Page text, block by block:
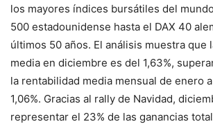
los mayores índices bursátiles del
500 estadounidense hasta el DAX 40
últimos 50 años. El análisis muestra que
media en diciembre es del 1,63%,
la rentabilidad media mensual de enero
1,06%. Gracias al rally de Navidad,
representar el 23% de las ganancias